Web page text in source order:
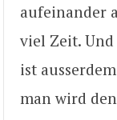
aufeinander
viel Zeit.
ist
man wird